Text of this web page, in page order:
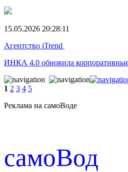
15.05.2026 20:28:11
Агентство iTrend
ИНКА 4.0 обновила
1 2 3 4 5
Реклама на самоВоде
cамоВод